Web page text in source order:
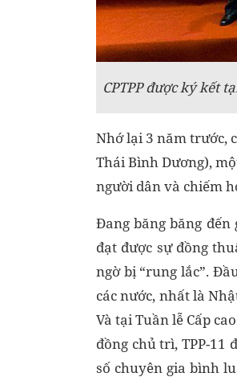
CPTPP được ký kết
Nhớ lại 3 năm trước,
Thái Bình Dương),
người dân và chiếm
Đang băng băng
đạt được sự đồng
ngờ bị “rung lắc”.
các nước, nhất là
Và tại Tuần lễ Cấp
đồng chủ trì, TPP-11
số chuyên gia bình